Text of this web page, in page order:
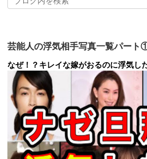
芸能人の浮気相手写真一覧パート
なぜ！？キレイな嫁がおるのに浮気し